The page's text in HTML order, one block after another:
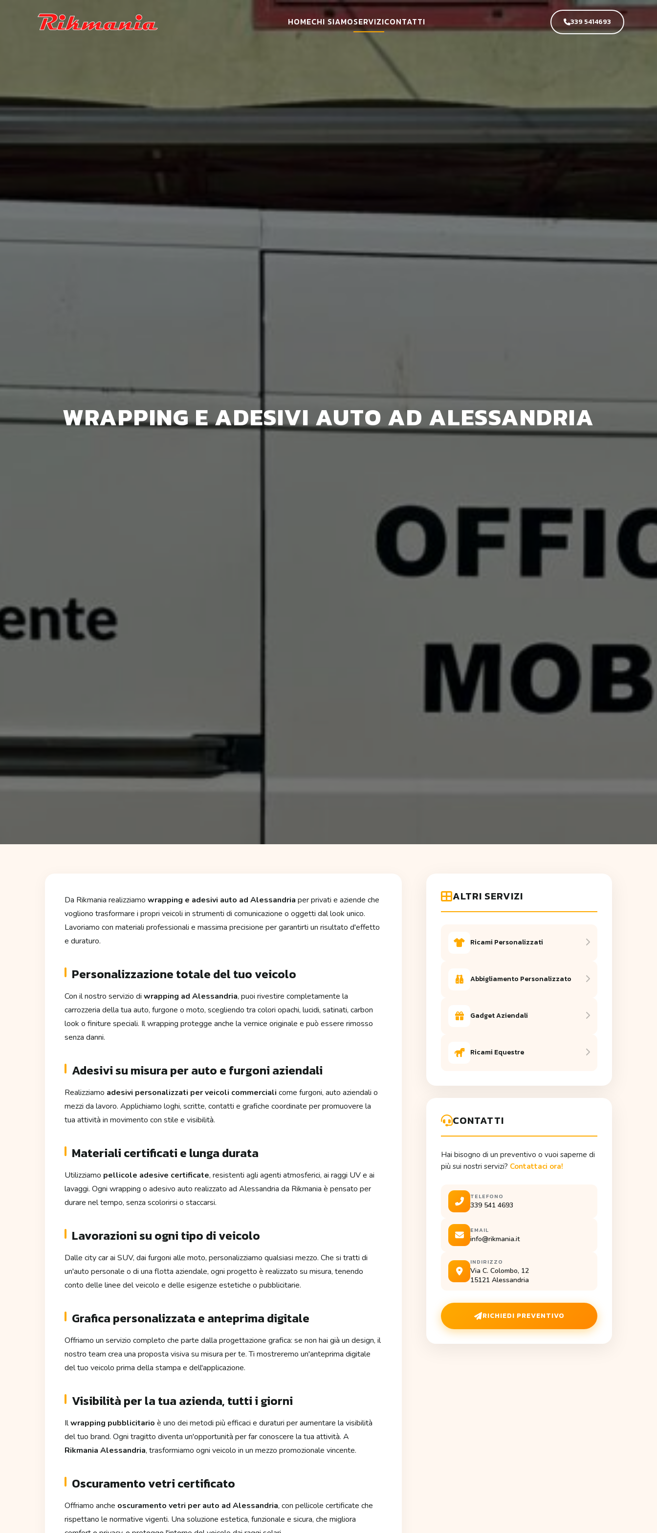
HOMECHI SIAMOSERVIZICONTATTI 339 5414693
WRAPPING E ADESIVI AUTO AD ALESSANDRIA
Da Rikmania realizziamo wrapping e adesivi auto ad Alessandria per privati e aziende che
vogliono trasformare i propri veicoli in strumenti di comunicazione o oggetti dal look unico.
Lavoriamo con materiali professionali e massima precisione per garantirti un risultato d'effetto
e duraturo.
Personalizzazione totale del tuo veicolo
Con il nostro servizio di wrapping ad Alessandria, puoi rivestire completamente la
carrozzeria della tua auto, furgone o moto, scegliendo tra colori opachi, lucidi, satinati, carbon
look o finiture speciali. Il wrapping protegge anche la vernice originale e può essere rimosso
senza danni.
Adesivi su misura per auto e furgoni aziendali
Realizziamo adesivi personalizzati per veicoli commerciali come furgoni, auto aziendali o
mezzi da lavoro. Applichiamo loghi, scritte, contatti e grafiche coordinate per promuovere la
tua attività in movimento con stile e visibilità.
Materiali certificati e lunga durata
Utilizziamo pellicole adesive certificate, resistenti agli agenti atmosferici, ai raggi UV e ai
lavaggi. Ogni wrapping o adesivo auto realizzato ad Alessandria da Rikmania è pensato per
durare nel tempo, senza scolorirsi o staccarsi.
Lavorazioni su ogni tipo di veicolo
Dalle city car ai SUV, dai furgoni alle moto, personalizziamo qualsiasi mezzo. Che si tratti di
un'auto personale o di una flotta aziendale, ogni progetto è realizzato su misura, tenendo
conto delle linee del veicolo e delle esigenze estetiche o pubblicitarie.
Grafica personalizzata e anteprima digitale
Offriamo un servizio completo che parte dalla progettazione grafica: se non hai già un design, il
nostro team crea una proposta visiva su misura per te. Ti mostreremo un'anteprima digitale
del tuo veicolo prima della stampa e dell'applicazione.
Visibilità per la tua azienda, tutti i giorni
Ilwrapping pubblicitario è uno dei metodi più efficaci e duraturi per aumentare la visibilità
del tuo brand. Ogni tragitto diventa un'opportunità per far conoscere la tua attività. A
Rikmania Alessandria, trasformiamo ogni veicolo in un mezzo promozionale vincente.
Oscuramento vetri certificato
Offriamo anche oscuramento vetri per auto ad Alessandria, con pellicole certificate che
rispettano le normative vigenti. Una soluzione estetica, funzionale e sicura, che migliora
ALTRI SERVIZI
Ricami Personalizzati
Abbigliamento Personalizzato
Gadget Aziendali
Ricami Equestre
CONTATTI
Hai bisogno di un preventivo o vuoi saperne di
più sui nostri servizi? Contattaci ora!
TELEFONO
339 541 4693
EMAIL
info@rikmania.it
INDIRIZZO
Via C. Colombo, 12
15121 Alessandria
RICHIEDI PREVENTIVO